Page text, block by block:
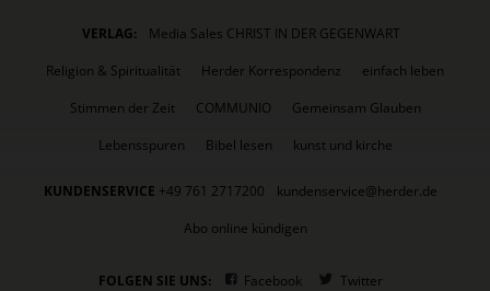
VERLAG:
Media Sales CHRIST IN DER GEGENWART
Religion & Spiritualität
Herder Korrespondenz
einfach leben
Stimmen der Zeit
COMMUNIO
Gemeinsam Glauben
Lebensspuren
Bibel lesen kunst und kirche
KUNDENSERVICE +49 761 2717200
kundenservice@herder.de
Abo online kündigen
FOLGEN SIE UNS: Facebook Twitter